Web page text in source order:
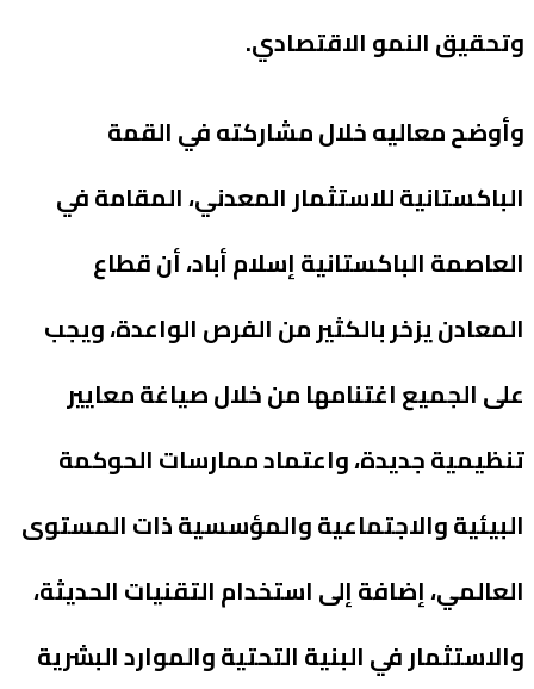
وتحقيق النمو الاقتصادي.
وأوضح معاليه خلال مشاركته في القمة
الباكستانية للاستثمار المعدني، المقامة في
العاصمة الباكستانية إسلام أباد، أن قطاع
المعادن يزخر بالكثير من الفرص الواعدة، ويجب
على الجميع اغتنامها من خلال صياغة معايير
تنظيمية جديدة، واعتماد ممارسات الحوكمة
البيئية والاجتماعية والمؤسسية ذات المستوى
العالمي، إضافة إلى استخدام التقنيات الحديثة،
والاستثمار في البنية التحتية والموارد البشرية